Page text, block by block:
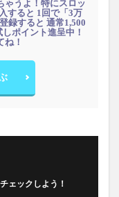
ゃうよ！特にスロッ
すると 1回で「3万
録すると 通常1,500
ポイント進呈中！
ね！
ェックしよう！